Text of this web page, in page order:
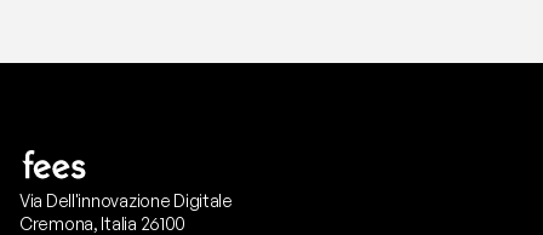
Via Dell'innovazione Digitale
Cremona, Italia 26100